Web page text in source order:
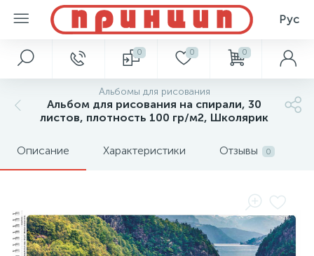
Рус
0 0 0
Альбомы для рисования
Альбом для рисования на спирали, 30
листов, плотность 100 гр/м2, Школярик
Описание Характеристики Отзывы 0